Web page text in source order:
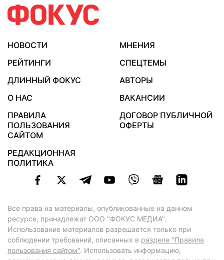
НОВОСТИ
МНЕНИЯ
РЕЙТИНГИ
СПЕЦТЕМЫ
ДЛИННЫЙ ФОКУС
АВТОРЫ
О НАС
ВАКАНСИИ
ПРАВИЛА
ПОЛЬЗОВАНИЯ
САЙТОМ
ДОГОВОР ПУБЛИЧНОЙ
ОФЕРТЫ
РЕДАКЦИОННАЯ
ПОЛИТИКА
Все права на материалы, опубликованные на данном
ресурсе, принадлежат ООО "ФОКУС МЕДИА".
Использование материалов разрешается только при
соблюдении требований, описанных в разделе "Правила
пользования сайтом". Использовать информацию,